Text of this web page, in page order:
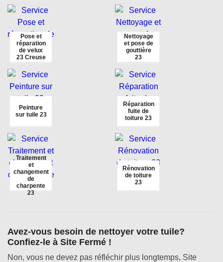
Pose et
réparation
de velux
23 Creuse
Nettoyage
et pose de
gouttière
23
Peinture
sur tuile 23
Réparation
fuite de
toiture 23
Traitement
et
changement
de
charpente
23
Rénovation
de toiture
23
Avez-vous besoin de nettoyer votre tuile?
Confiez-le à Site Fermé !
Non, vous ne devez pas réfléchir plus longtemps, Site